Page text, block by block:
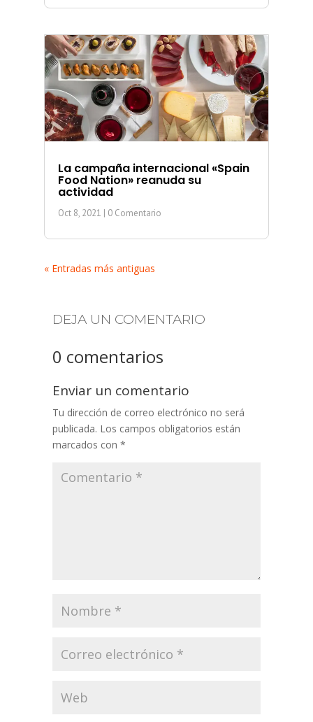
La campaña internacional «Spain
Food Nation» reanuda su
actividad
Oct 8, 2021 | 0 Comentario
« Entradas más antiguas
DEJA UN COMENTARIO
0 comentarios
Enviar un comentario
Tu dirección de correo electrónico no será
publicada. Los campos obligatorios están
marcados con *